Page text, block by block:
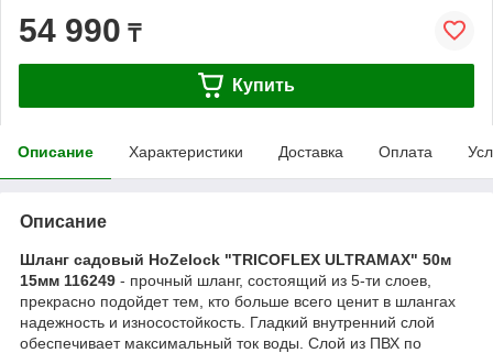
54 990 ₸
Купить
Описание Характеристики Доставка Оплата
Описание
Шланг садовый HoZelock "TRICOFLEX ULTRAMAX" 50м
15мм 116249 - прочный шланг, состоящий из 5-ти слоев,
прекрасно подойдет тем, кто больше всего ценит в шлангах
надежность и износостойкость. Гладкий внутренний слой
обеспечивает максимальный ток воды. Слой из ПВХ по